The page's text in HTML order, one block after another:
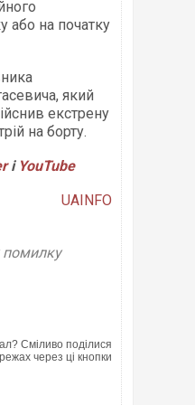
або на початку
який
екстрену
на борту.
і YouTube
UAINFO
помилку
Сміливо поділися
через ці кнопки